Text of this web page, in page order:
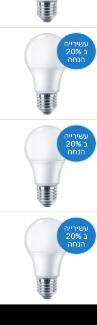
עשירייה
ב 20%
הנחה
עשירייה
ב 20%
הנחה
עשירייה
ב 20%
הנחה